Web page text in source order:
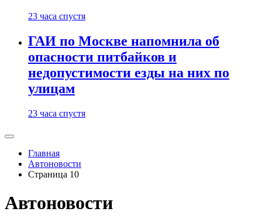
23 часа спустя
ГАИ по Москве напомнила об
опасности питбайков и
недопустимости езды на них по
улицам
23 часа спустя
Главная
Автоновости
Страница 10
Автоновости